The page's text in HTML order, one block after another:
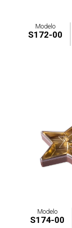
Modelo
S172-00
Modelo
S174-00